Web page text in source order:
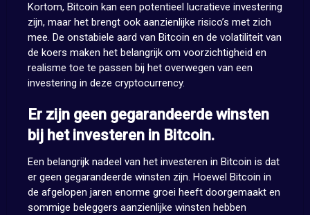
Kortom, Bitcoin kan een potentieel lucratieve investering
zijn, maar het brengt ook aanzienlijke risico’s met zich
mee. De onstabiele aard van Bitcoin en de volatiliteit van
de koers maken het belangrijk om voorzichtigheid en
realisme toe te passen bij het overwegen van een
investering in deze cryptocurrency.
Er zijn geen gegarandeerde winsten
bij het investeren in Bitcoin.
Een belangrijk nadeel van het investeren in Bitcoin is dat
er geen gegarandeerde winsten zijn. Hoewel Bitcoin in
de afgelopen jaren enorme groei heeft doorgemaakt en
sommige beleggers aanzienlijke winsten hebben